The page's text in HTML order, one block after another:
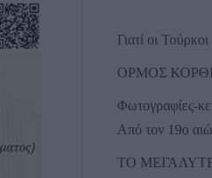
Γιατί οι
ΟΡΜΟΣ
Φωτογραφίες-
Από τον 19ο
ΤΟ